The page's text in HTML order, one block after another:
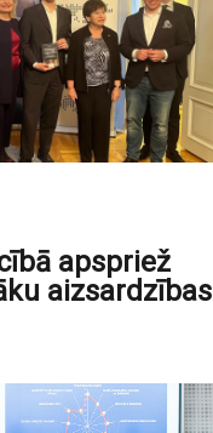
apspriež
aizsardzības